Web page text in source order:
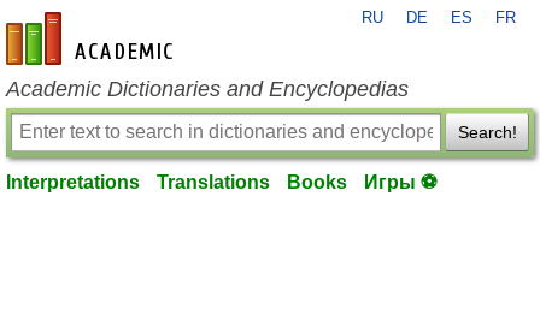
en-academic.com
RU DE ES FR
Academic Dictionaries and Encyclopedias
Search!
Interpretations Translations Books Игры ⚽